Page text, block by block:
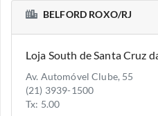
BELFORD ROXO/RJ
Loja South de Santa Cruz
Av. Automóvel Clube, 55
(21) 3939-1500
Tx: 5.00